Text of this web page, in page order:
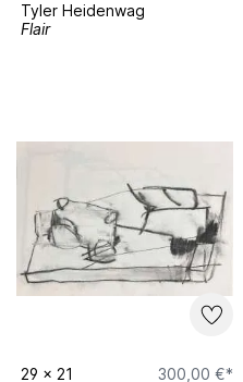
Tyler Heidenwag
Flair
29 x 21
300,00 €*